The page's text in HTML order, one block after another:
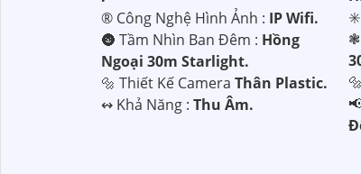
®️ Công Nghệ Hình Ảnh : IP Wifi.
🌚 Tầm Nhìn Ban Đêm : Hồng
Ngoại 30m Starlight.
🔩 Thiết Kế Camera Thân Plastic.
️↭ Khả Năng : Thu Âm.
✳️